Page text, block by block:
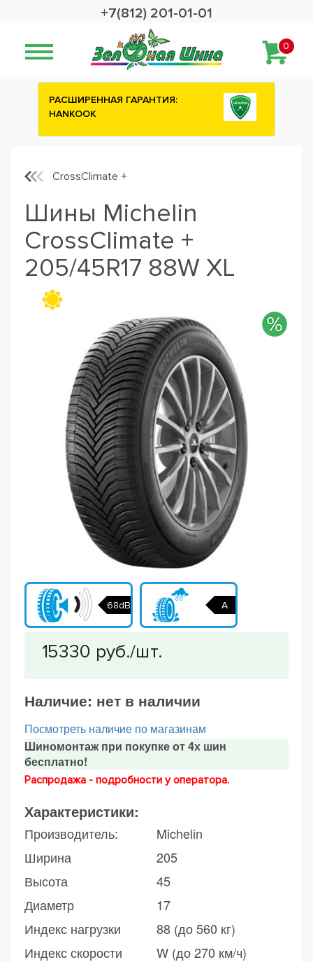
+7(812) 201-01-01
0
Сashback 2500 рублей на зимние
CrossClimate +
Шины Michelin
CrossClimate +
205/45R17 88W XL
68dB A
Наличие: нет в наличии
Посмотреть наличие по магазинам
Шиномонтаж при покупке от 4х шин
бесплатно!
Распродажа - подробности у оператора.
Характеристики:
Производитель:
Michelin
Ширина
205
Высота
45
Диаметр
17
Индекс нагрузки
88 (до 560 кг)
Индекс скорости
W (до 270 км/ч)